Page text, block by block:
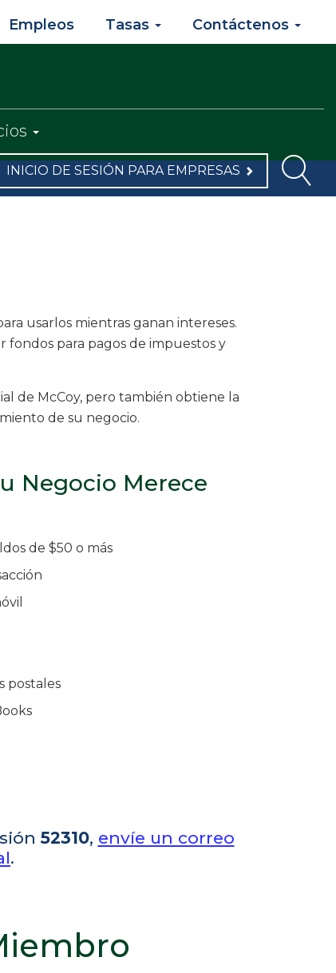
Empleos Tasas Contáctenos
INICIO DE SESIÓN PARA EMPRESAS
usarlos mientras ganan intereses.
para pagos de impuestos y
de McCoy, pero también obtiene la
de su negocio.
Negocio Merece
de $50 o más
postales
52310, envíe un correo
.